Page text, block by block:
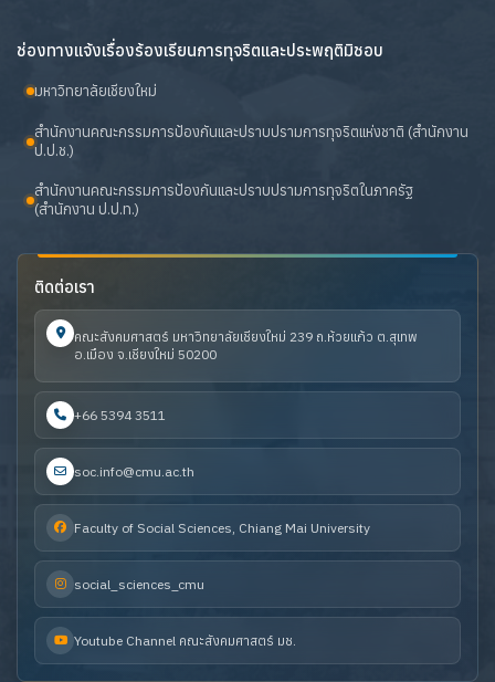
ช่องทางแจ้งเรื่องร้องเรียนการทุจริตและประพฤติมิชอบ
มหาวิทยาลัยเชียงใหม่
สำนักงานคณะกรรมการป้องกันและปราบปรามการทุจริตแห่งชาติ (สำนักงาน
ป.ป.ช.)
สำนักงานคณะกรรมการป้องกันและปราบปรามการทุจริตในภาครัฐ
(สำนักงาน ป.ป.ท.)
ติดต่อเรา
คณะสังคมศาสตร์ มหาวิทยาลัยเชียงใหม่ 239 ถ.ห้วยแก้ว ต.สุเทพ
อ.เมือง จ.เชียงใหม่ 50200
+66 5394 3511
soc.info@cmu.ac.th
Faculty of Social Sciences, Chiang Mai University
social_sciences_cmu
Youtube Channel คณะสังคมศาสตร์ มช.